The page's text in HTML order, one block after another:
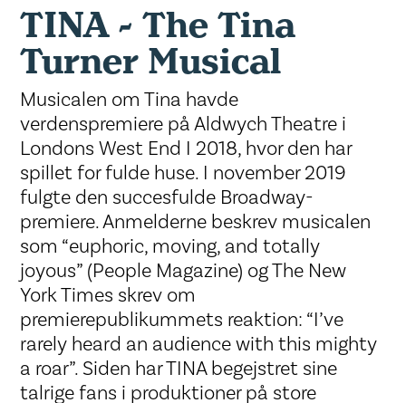
TINA - The Tina
Turner Musical
Musicalen om Tina havde
verdenspremiere på Aldwych Theatre i
Londons West End I 2018, hvor den har
spillet for fulde huse. I november 2019
fulgte den succesfulde Broadway-
premiere. Anmelderne beskrev musicalen
som “euphoric, moving, and totally
joyous” (People Magazine) og The New
York Times skrev om
premierepublikummets reaktion: “I’ve
rarely heard an audience with this mighty
a roar”. Siden har TINA begejstret sine
talrige fans i produktioner på store